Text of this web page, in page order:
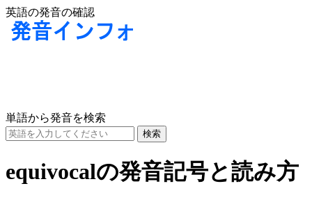
英語の発音の確認
単語から発音を検索
equivocalの発音記号と読み方